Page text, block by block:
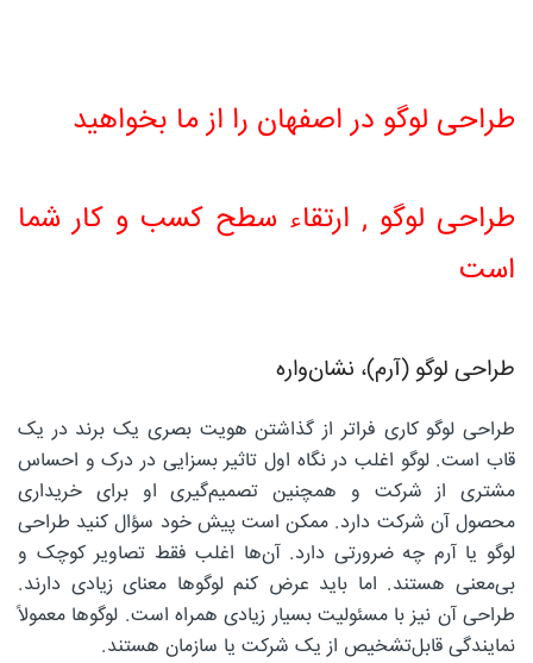
طراحی لوگو در اصفهان را از ما بخواهید
طراحی لوگو , ارتقاء سطح کسب و کار شما
است
طراحی لوگو (آرم)، نشان‌واره
طراحی لوگو کاری فراتر از گذاشتن هویت بصری یک برند در یک
قاب است. لوگو اغلب در نگاه اول تاثیر بسزایی در درک و احساس
مشتری از شرکت و همچنین تصمیم‌گیری او برای خریداری
محصول آن شرکت دارد. ممکن است پیش خود سؤال کنید طراحی
لوگو یا آرم چه ضرورتی دارد. آن‌ها اغلب فقط تصاویر کوچک و
بی‌معنی هستند. اما باید عرض کنم لوگوها معنای زیادی دارند.
طراحی آن نیز با مسئولیت بسیار زیادی همراه است. لوگوها معمولاً
نمایندگی قابل‌تشخیص از یک شرکت یا سازمان هستند.